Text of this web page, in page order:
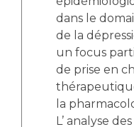
dans le
de la
un focus
de prise en
la
L’ analyse